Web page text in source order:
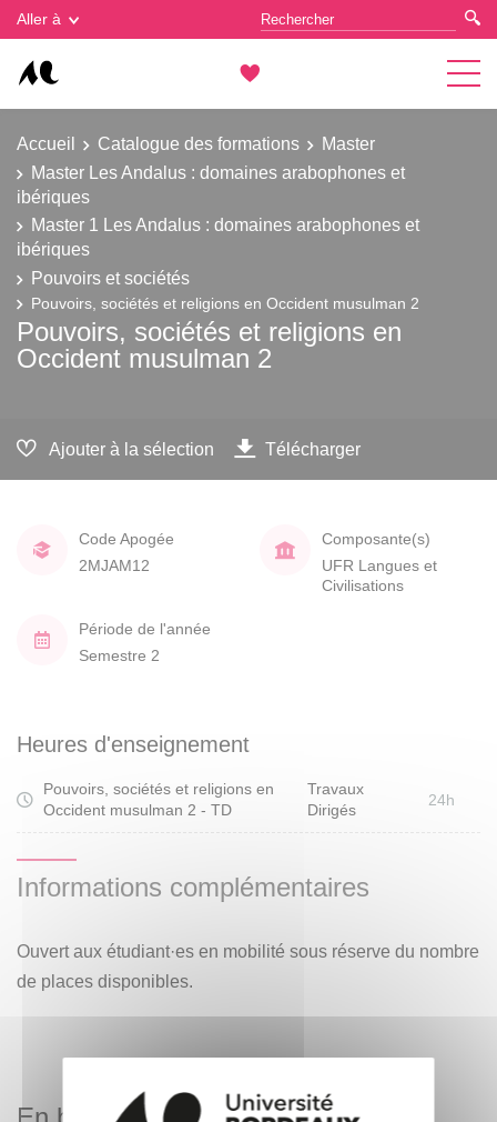
Aller à
Accueil Catalogue des formations
Master
Master Les Andalus : domaines arabophones et
ibériques
Master 1 Les Andalus : domaines arabophones et
ibériques
Pouvoirs et sociétés
Pouvoirs, sociétés et religions en Occident musulman 2
Pouvoirs, sociétés et religions en
Occident musulman 2
Ajouter à la sélection Télécharger
Code Apogée
2MJAM12
Composante(s)
UFR Langues et
Civilisations
Période de l'année
Semestre 2
Heures d'enseignement
Pouvoirs, sociétés et religions en
Occident musulman 2 - TD
Travaux
Dirigés
24h
Informations complémentaires
Ouvert aux étudiant·es en mobilité sous réserve du nombre
de places disponibles.
Gestion des cookies